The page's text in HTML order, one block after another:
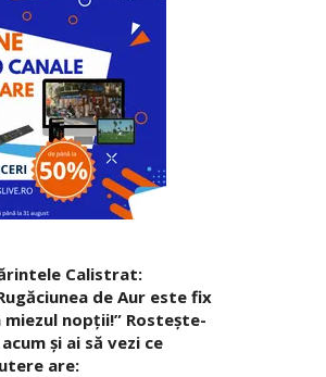
Calistrat:
de Aur este fix
miezul nopţii!” Rosteşte-
şi ai să vezi ce
are: